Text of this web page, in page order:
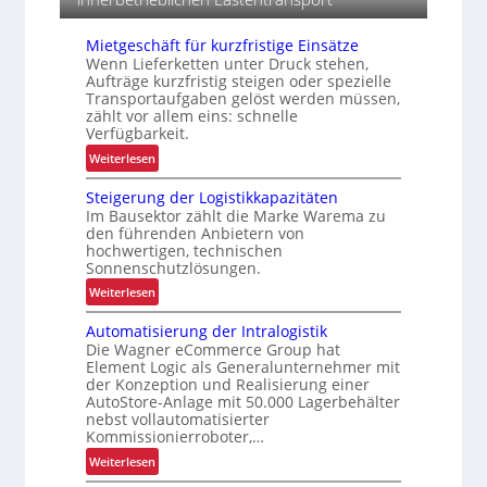
Mietgeschäft für kurzfristige Einsätze
Wenn Lieferketten unter Druck stehen,
Aufträge kurzfristig steigen oder spezielle
Transportaufgaben gelöst werden müssen,
zählt vor allem eins: schnelle
Verfügbarkeit.
Weiterlesen:
M
i
e
t
g
e
s
h
ä
f
t
f
ü
r
Steigerung der Logistikkapazitäten
Im Bausektor zählt die Marke Warema zu
den führenden Anbietern von
hochwertigen, technischen
Sonnenschutzlösungen.
Weiterlesen:
S
t
e
i
g
e
r
n
Automatisierung der Intralogistik
Die Wagner eCommerce Group hat
Element Logic als Generalunternehmer mit
der Konzeption und Realisierung einer
AutoStore-Anlage mit 50.000 Lagerbehälter
nebst vollautomatisierter
Kommissionierroboter,…
Weiterlesen:
A